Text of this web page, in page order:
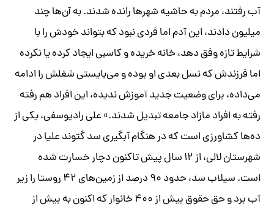
آب رفتند، مردم به حاشیه شهرها رانده شدند. به آن‌ها چند
میلیون دادند، این آدم اما فردی نبود که بتواند خودش را با
شرایط تازه وفق دهد، خانه خریده و کاسبی ایجاد کرده یا نکرده
اما فرزندش که نسل بعدی او بوده و می‌بایستی شغلش را ادامه
می‌داده، برای وضعیت جدید آموزش ندیده، این افراد هم رفته
رفته به افراد مازاد جامعه تبدیل شدند.» علی راد‌یوسفی، یکی از
ده‌ها کشاورزی است که در هنگام آبگیری سد گتوند علیا در
شهرستان لالی، از ۱۲ سال پیش تاکنون دچار خسارت شده
است. سیلاب سد، حدود ۹۰ درصد از زمین‌های ۴۲ روستا را زیر
آب برد و حق حقوق بیش از ۴۰۰ خانوار که اکنون به بیش از